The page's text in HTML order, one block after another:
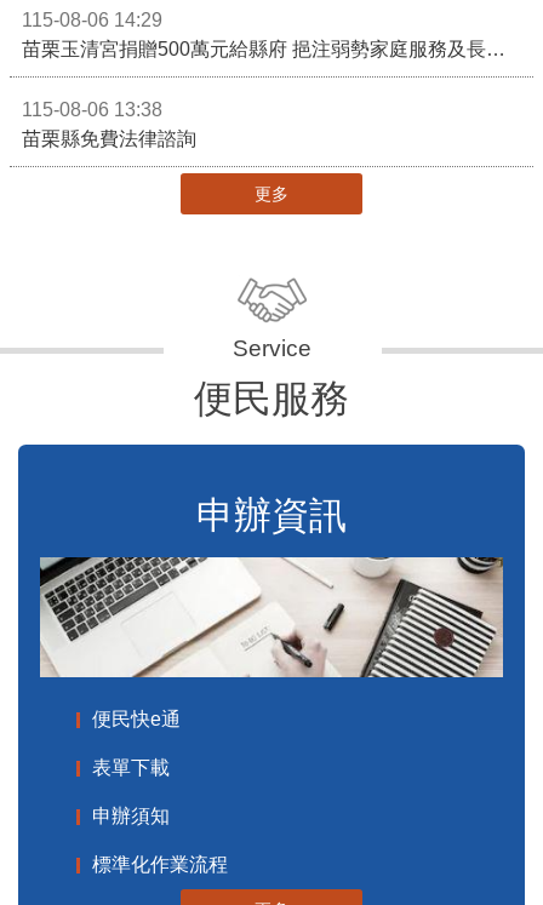
115-08-06 14:29
苗栗玉清宮捐贈500萬元給縣府 挹注弱勢家庭服務及長照醫療資源
115-08-06 13:38
苗栗縣免費法律諮詢
更多
便民服務
申辦資訊
便民快e通
表單下載
申辦須知
標準化作業流程